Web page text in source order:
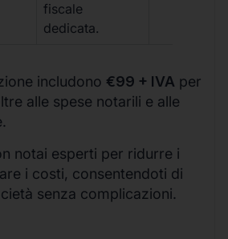
fiscale
dedicata.
includono €99 + IVA per
alle spese notarili e alle
notai esperti per ridurre i
i costi, consentendoti di
senza complicazioni.